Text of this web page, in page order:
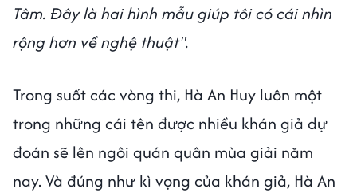
Tâm. Đây là hai hình mẫu giúp tôi có cái nhìn
rộng hơn về nghệ thuật".
Trong suốt các vòng thi, Hà An Huy luôn một
trong những cái tên được nhiều khán giả dự
đoán sẽ lên ngôi quán quân mùa giải năm
nay. Và đúng như kì vọng của khán giả, Hà An